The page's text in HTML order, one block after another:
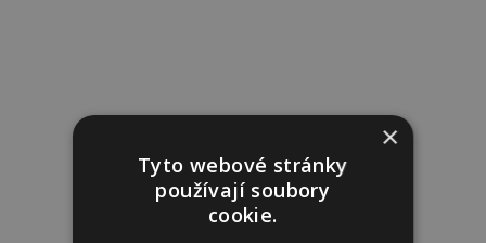
×
Tyto webové stránky
používají soubory
cookie.